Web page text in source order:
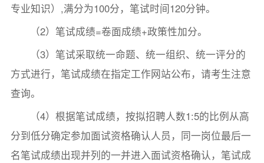
专业知识）,满分为100分，笔试时间120分钟。
（2）笔试成绩=卷面成绩+政策性加分。
（3）笔试采取统一命题、统一组织、统一评分的
方式进行，笔试成绩在指定工作网站公布，请考生注意
查询。
（4）根据笔试成绩，按拟招聘人数1:5的比例从高
分到低分确定参加面试资格确认人员，同一岗位最后一
名笔试成绩出现并列的一并进入面试资格确认，笔试成